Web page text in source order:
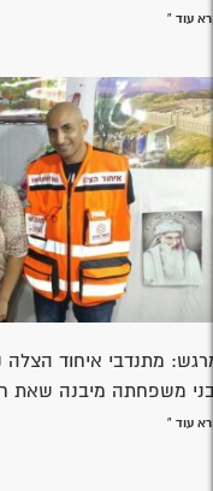
עוד »
מתנדבי איחוד
משפחתה מיבנה שאת
עוד »